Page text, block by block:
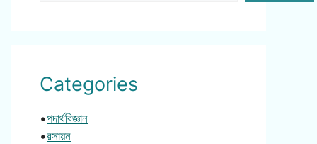
Categories
•পদার্থবিজ্ঞান
•রসায়ন